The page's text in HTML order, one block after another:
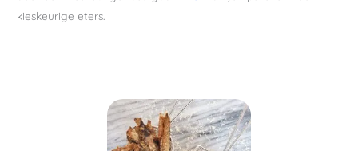
kieskeurige eters.